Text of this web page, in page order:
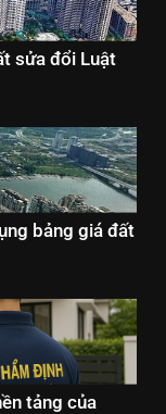
sửa đổi Luật
bảng giá đất
tảng của